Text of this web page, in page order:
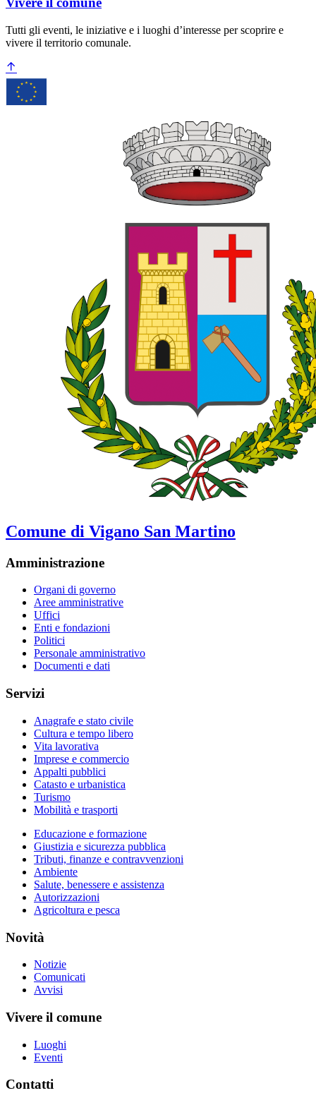
Tutti gli eventi, le iniziative e i luoghi d’interesse per scoprire e
vivere il territorio comunale.
Comune di Vigano San Martino
Amministrazione
Organi di governo
Aree amministrative
Uffici
Enti e fondazioni
Politici
Personale amministrativo
Documenti e dati
Servizi
Anagrafe e stato civile
Cultura e tempo libero
Vita lavorativa
Imprese e commercio
Appalti pubblici
Catasto e urbanistica
Turismo
Mobilità e trasporti
Educazione e formazione
Giustizia e sicurezza pubblica
Tributi, finanze e contravvenzioni
Ambiente
Salute, benessere e assistenza
Autorizzazioni
Agricoltura e pesca
Novità
Notizie
Comunicati
Avvisi
Vivere il comune
Luoghi
Eventi
Contatti